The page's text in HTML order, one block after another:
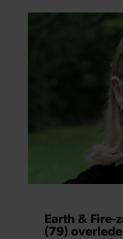
ze samen onder
Earth & Fire-
(79)